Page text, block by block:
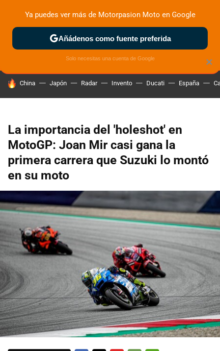
ZONA DE PRUEBAS DEPORTIVAS MOTOS ELÉCTRICAS
HOY SE HABLA DE
China Japón Radar Invento Ducati España
La importancia del 'holeshot' en
MotoGP: Joan Mir casi gana la
primera carrera que Suzuki lo montó
en su moto
×
Ya puedes ver más de Motorpasion Moto en Google
Añádenos como fuente preferida
Solo necesitas una cuenta de Google